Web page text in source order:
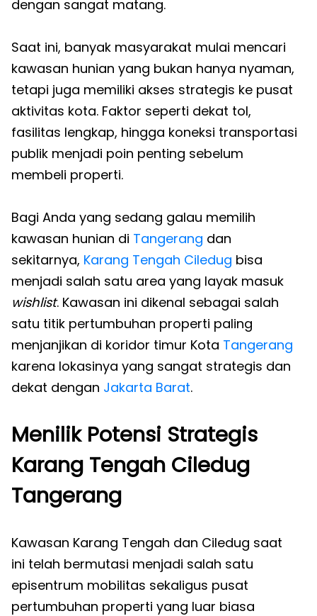
dengan sangat matang.
Saat ini, banyak masyarakat mulai mencari
kawasan hunian yang bukan hanya nyaman,
tetapi juga memiliki akses strategis ke pusat
aktivitas kota. Faktor seperti dekat tol,
fasilitas lengkap, hingga koneksi transportasi
publik menjadi poin penting sebelum
membeli properti.
Bagi Anda yang sedang galau memilih
kawasan hunian di Tangerang dan
sekitarnya, Karang Tengah Ciledug bisa
menjadi salah satu area yang layak masuk
wishlist. Kawasan ini dikenal sebagai salah
satu titik pertumbuhan properti paling
menjanjikan di koridor timur Kota Tangerang
karena lokasinya yang sangat strategis dan
dekat dengan Jakarta Barat.
Menilik Potensi Strategis
Karang Tengah Ciledug
Tangerang
Kawasan Karang Tengah dan Ciledug saat
ini telah bermutasi menjadi salah satu
episentrum mobilitas sekaligus pusat
pertumbuhan properti yang luar biasa